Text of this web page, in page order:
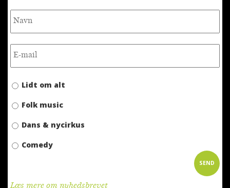
Lidt om alt
Folk music
Dans & nycirkus
Comedy
SEND